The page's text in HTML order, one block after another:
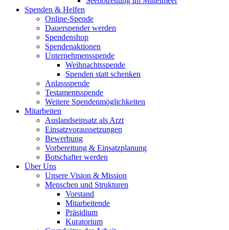
Spenden & Helfen
Online-Spende
Dauerspender werden
Spendenshop
Spendenaktionen
Unternehmens­spende
Weihnachtsspende
Spenden statt schenken
Anlassspende
Testamentsspende
Weitere Spenden­möglichkeiten
Mitarbeiten
Auslandseinsatz als Arzt
Einsatzvoraussetzungen
Bewerbung
Vorbereitung & Einsatzplanung
Botschafter werden
Über Uns
Unsere Vision & Mission
Menschen und Strukturen
Vorstand
Mitarbeitende
Präsidium
Kuratorium